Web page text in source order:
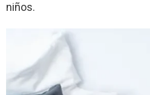
niños.